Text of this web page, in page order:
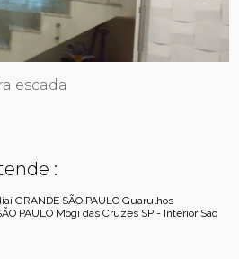
escada
:
GRANDE SÃO PAULO Guarulhos
PAULO Mogi das Cruzes SP - Interior São